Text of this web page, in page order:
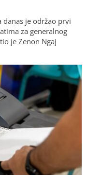
danas je održao prvi
za generalnog
je Zenon Ngaj